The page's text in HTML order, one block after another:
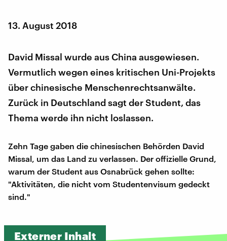
13. August 2018
David Missal wurde aus China ausgewiesen.
Vermutlich wegen eines kritischen Uni-Projekts
über chinesische Menschenrechtsanwälte.
Zurück in Deutschland sagt der Student, das
Thema werde ihn nicht loslassen.
Zehn Tage gaben die chinesischen Behörden David
Missal, um das Land zu verlassen. Der offizielle Grund,
warum der Student aus Osnabrück gehen sollte:
"Aktivitäten, die nicht vom Studentenvisum gedeckt
sind."
Externer Inhalt